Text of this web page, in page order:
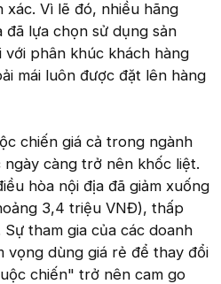
xác. Vì lẽ đó, nhiều hãng
đã lựa chọn sử dụng sản
với phân khúc khách hàng
mái luôn được đặt lên hàng
chiến giá cả trong ngành
càng trở nên khốc liệt.
hòa nội địa đã giảm xuống
3,4 triệu VNĐ), thấp
tham gia của các doanh
vọng dùng giá rẻ để thay đổi
chiến" trở nên cam go